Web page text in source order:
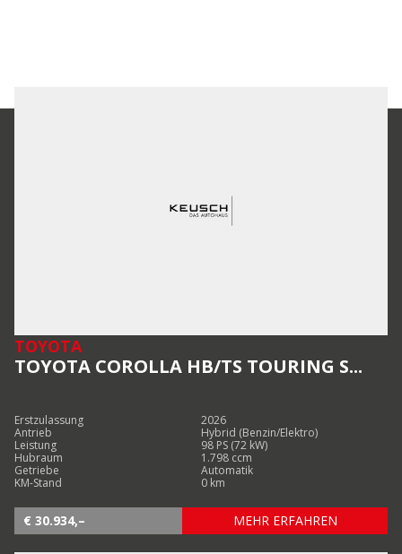
TOYOTA
TOYOTA COROLLA HB/TS TOURING S...
Erstzulassung
2026
Antrieb
Hybrid (Benzin/Elektro)
Leistung
98 PS (72 kW)
Hubraum
1.798 ccm
Getriebe
Automatik
KM-Stand
0 km
€ 30.934,– MEHR ERFAHREN